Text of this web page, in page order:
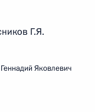
Г.Я.
Яковлевич